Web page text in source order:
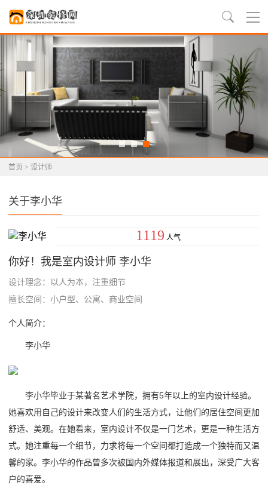
首页 > 设计师
关于李小华
1119 人气
你好！我是室内设计师 李小华
设计理念：
以人为本，注重细节
擅长空间： 小户型、公寓、商业空间
个人简介：
李小华
李小华毕业于某著名艺术学院，拥有5年以上的室内设计经验。
她喜欢用自己的设计来改变人们的生活方式，让他们的居住空间更加
舒适、美观。在她看来，室内设计不仅是一门艺术，更是一种生活方
式。她注重每一个细节，力求将每一个空间都打造成一个独特而又温
馨的家。李小华的作品曾多次被国内外媒体报道和展出，深受广大客
户的喜爱。